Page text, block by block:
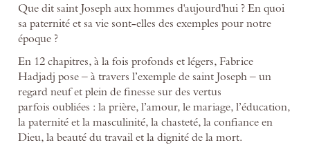
Que dit saint Joseph aux hommes d'aujourd'hui ? En quoi
sa paternité et sa vie sont-elles des exemples pour notre
époque ?
En 12 chapitres, à la fois profonds et légers, Fabrice
Hadjadj pose – à travers l’exemple de saint Joseph – un
regard neuf et plein de finesse sur des vertus
parfois oubliées : la prière, l’amour, le mariage, l’éducation,
la paternité et la masculinité, la chasteté, la confiance en
Dieu, la beauté du travail et la dignité de la mort.